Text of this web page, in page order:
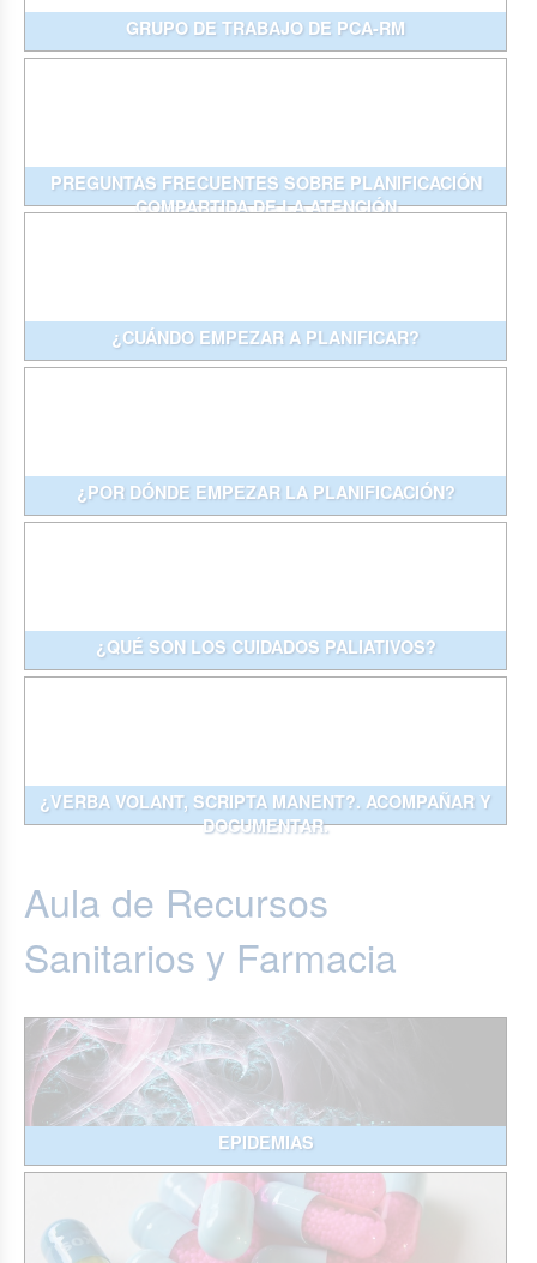
GRUPO DE TRABAJO DE PCA-RM
PREGUNTAS FRECUENTES SOBRE PLANIFICACIÓN
COMPARTIDA DE LA ATENCIÓN
¿CUÁNDO EMPEZAR A PLANIFICAR?
¿POR DÓNDE EMPEZAR LA PLANIFICACIÓN?
¿QUÉ SON LOS CUIDADOS PALIATIVOS?
¿VERBA VOLANT, SCRIPTA MANENT?. ACOMPAÑAR Y
DOCUMENTAR.
Aula de Recursos
Sanitarios y Farmacia
EPIDEMIAS